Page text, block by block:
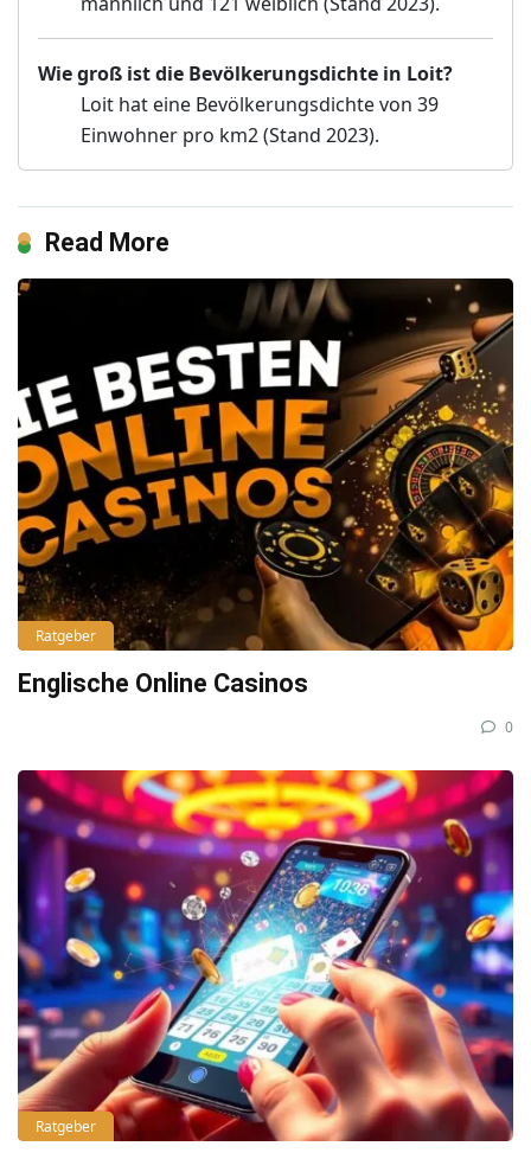
Wie groß ist die Bevölkerungsdichte in Loit?
Loit hat eine Bevölkerungsdichte von 39
Einwohner pro km2 (Stand 2023).
Read More
Ratgeber
Englische Online Casinos
0
Ratgeber